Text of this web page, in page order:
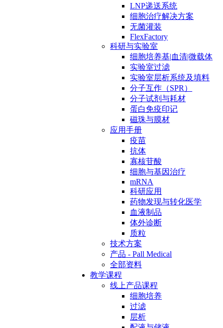
LNP递送系统
细胞治疗解决方案
无菌灌装
FlexFactory
科研与实验室
细胞培养基|血清|微载体
实验室过滤
实验室层析系统及填料
分子互作（SPR）
分子试剂与耗材
蛋白免疫印记
磁珠与膜材
应用手册
疫苗
抗体
寡核苷酸
细胞与基因治疗
mRNA
科研应用
药物发现与转化医学
血液制品
体外诊断
质粒
技术方案
产品 - Pall Medical
全部资料
教学课程
线上产品课程
细胞培养
过滤
层析